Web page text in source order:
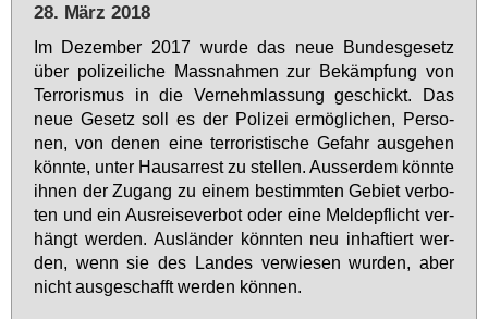
28. März 2018
Im De­zem­ber 2017 wur­de das neue Bun­des­ge­setz
über po­li­zei­li­che Mass­nah­men zur Be­kämp­fung von
Ter­ro­ris­mus in die Ver­nehm­las­sung ge­schickt. Das
neue Ge­setz soll es der Po­li­zei er­mög­li­chen, Per­so­
nen, von de­nen ei­ne ter­ro­ris­ti­sche Ge­fahr aus­ge­hen
könn­te, un­ter Haus­ar­rest zu stel­len. Aus­ser­dem könn­te
ih­nen der Zu­gang zu ei­nem be­stimm­ten Ge­biet ver­bo­
ten und ein Aus­rei­se­ver­bot oder ei­ne Mel­de­pflicht ver­
hängt wer­den. Aus­län­der könn­ten neu in­haf­tiert wer­
den, wenn sie des Lan­des ver­wie­sen wur­den, aber
nicht aus­ge­schafft wer­den kön­nen.